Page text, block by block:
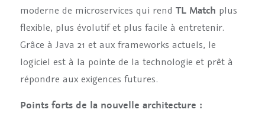
moderne de microservices qui rend TL Match plus
flexible, plus évolutif et plus facile à entretenir.
Grâce à Java 21 et aux frameworks actuels, le
logiciel est à la pointe de la technologie et prêt à
répondre aux exigences futures.
Points forts de la nouvelle architecture :